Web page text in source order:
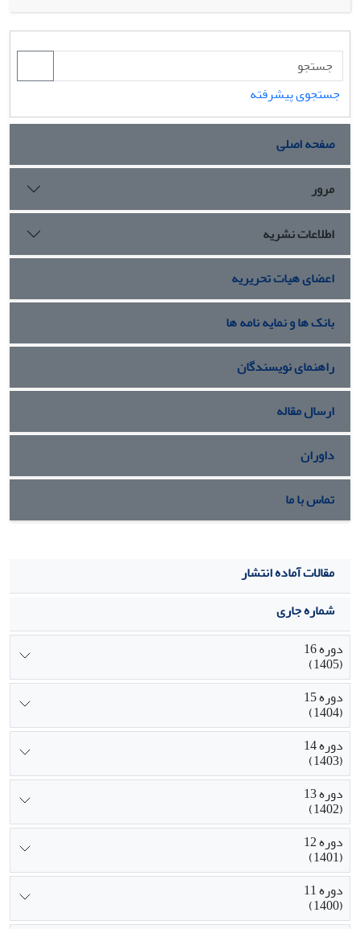
اپراتورهای موجود، طوری زمان بندی شوند که با تخصیص
ماشین آلات و اپراتورهای مناسب هزینه های کیفی مینیمم
شوند. برای دست یابی به کیفیت مطلوب، تابع جریمه کیفی
تاگوچی با ارتباط دادن مشخصه کیفی عملیات به اپراتور و
ماشین تخصیص یافته توسعه داده شده است. با توجه به این
که سفارش‌ها دارای عملیات پیش نیازی می‌باشند و از یک
جنبه مشابه مسایل فروشنده دوره گرد چندگانه است، ارایه
مدل ریاضی دقیق برای این مسایل اغلب پیچیده است. از
طرفی وقتی با ماشین آلات و اپراتورهای منعطف سروکار
شده با توجه به این که برای عملیات، مجموعه ای از زوج
مرتب‌های دوتایی که نشان دهنده پیش نیازی بین عملیات یا
عدم پیش نیازی بین عملیات تعریف کرده‌اند، فاقد کارایی برای
حل با نرم افزارهای بهینه سازی می‌باشد، لذا در این کار با
رویکردی جدید به مدل سازی مسیله پرداخته شده است و با
برای مسایل با اندازه های بزرگ‌تر با توجه به پیچیدگی‌های
موجود از الگوریتم ژنتیک استفاده شده است.
جستجوی پیشرفته
صفحه اصلی
مرور
اطلاعات نشریه
اعضای هیات تحریریه
بانک ها و نمایه نامه ها
راهنمای نویسندگان
ارسال مقاله
داوران
تماس با ما
مقالات آماده انتشار
شماره جاری
دوره 16
(1405)
دوره 15
(1404)
دوره 14
(1403)
دوره 13
(1402)
دوره 12
(1401)
دوره 11
(1400)